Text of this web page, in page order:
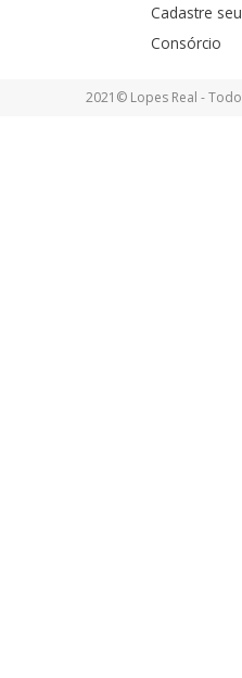
Cadastre
Consórcio
2021© Lopes Real -